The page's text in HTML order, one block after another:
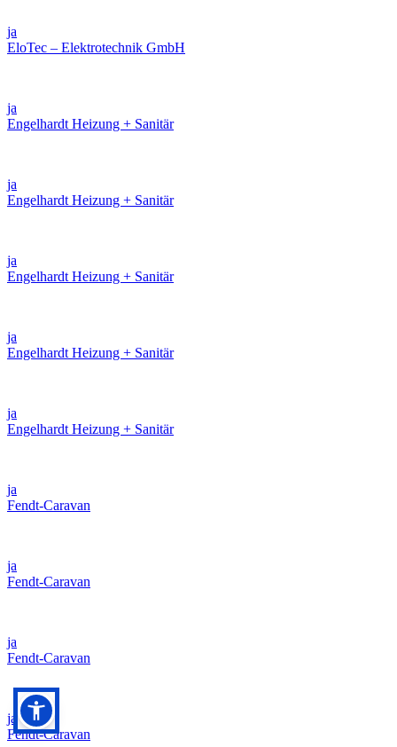
ja
EloTec – Elektrotechnik GmbH
ja
Engelhardt Heizung + Sanitär
ja
Engelhardt Heizung + Sanitär
ja
Engelhardt Heizung + Sanitär
ja
Engelhardt Heizung + Sanitär
ja
Engelhardt Heizung + Sanitär
ja
Fendt-Caravan
ja
Fendt-Caravan
ja
Fendt-Caravan
ja
Fendt-Caravan